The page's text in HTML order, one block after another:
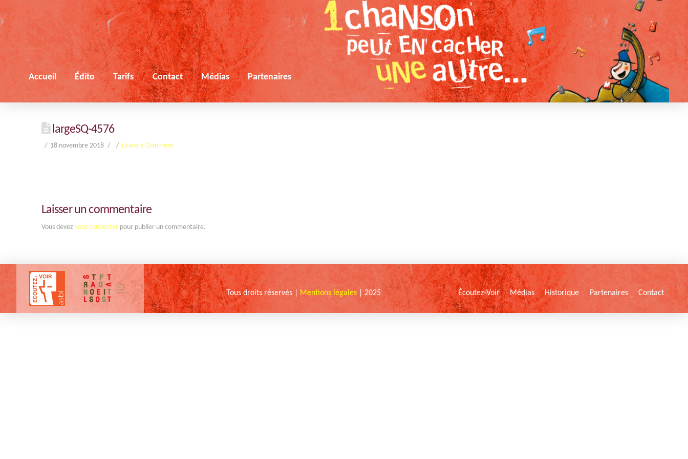
Accueil Édito Tarifs Contact Médias Partenaires
largeSQ-4576
18 novembre 2018 Leave a Comment
Laisser un commentaire
Vous devez vous connecterpour publier un commentaire.
Tous droits réservés | Mentions légales | 2025 Écoutez-Voir Médias Historique Partenaires Contact